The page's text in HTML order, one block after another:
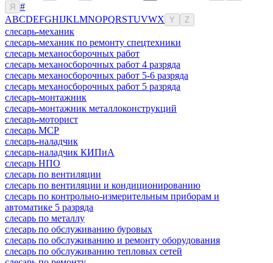
Я
#
ABCDEFGHIJKLMNOPQRSTUVWX Y Z
слесарь-механик
слесарь-механик по ремонту спецтехники
слесарь механосборочных работ
слесарь механосборочных работ 4 разряда
слесарь механосборочных работ 5-6 разряда
слесарь механосборочных работ 5 разряда
слесарь-монтажник
слесарь-монтажник металлоконструкций
слесарь-моторист
слесарь МСР
слесарь-наладчик
слесарь-наладчик КИПиА
слесарь НПО
слесарь по вентиляции
слесарь по вентиляции и кондиционированию
слесарь по контрольно-измерительным приборам и
автоматике 5 разряда
слесарь по металлу
слесарь по обслуживанию буровых
слесарь по обслуживанию и ремонту оборудования
слесарь по обслуживанию тепловых сетей